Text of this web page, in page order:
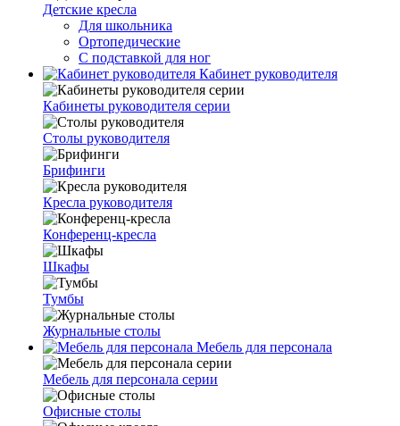
Детские кресла
Для школьника
Ортопедические
С подставкой для ног
Кабинет руководителя
Кабинеты руководителя серии
Столы руководителя
Брифинги
Кресла руководителя
Конференц-кресла
Шкафы
Тумбы
Журнальные столы
Мебель для персонала
Мебель для персонала серии
Офисные столы